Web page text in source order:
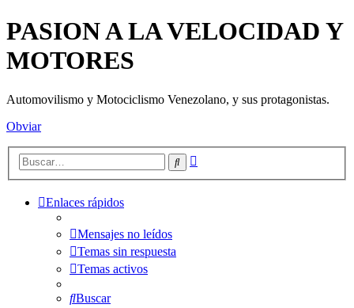
PASION A LA VELOCIDAD Y
MOTORES
Automovilismo y Motociclismo Venezolano, y sus protagonistas.
Obviar
Buscar
Enlaces rápidos
Mensajes no leídos
Temas sin respuesta
Temas activos
Buscar